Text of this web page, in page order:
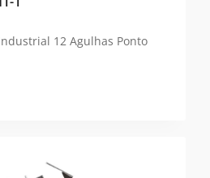
12 Agulhas Ponto